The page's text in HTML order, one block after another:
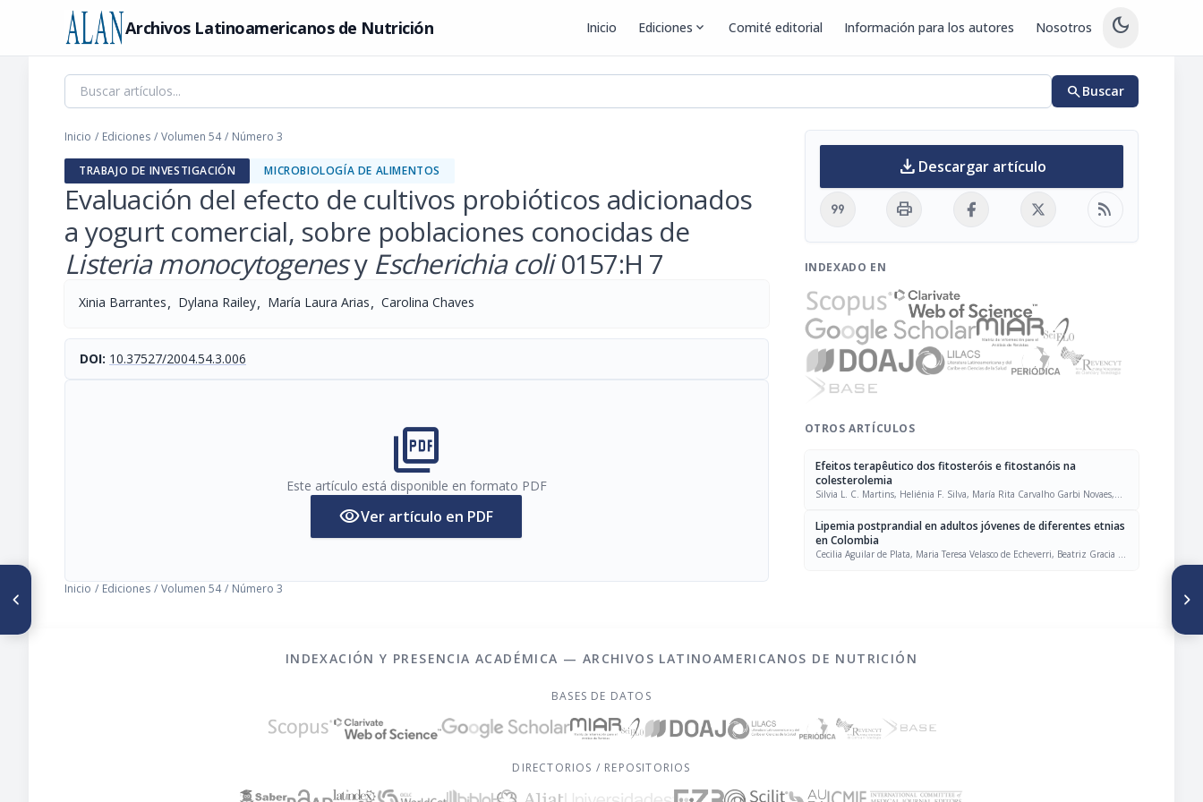
Archivos Latinoamericanos de Nutrición Inicio Ediciones expand_more Comité editorial Información para los autores Nosotros dark_mode
searchBuscar
Inicio / Ediciones / Volumen 54 / Número 3
TRABAJO DE INVESTIGACIÓN MICROBIOLOGÍA DE ALIMENTOS
Evaluación del efecto de cultivos probióticos adicionados
a yogurt comercial, sobre poblaciones conocidas de
Listeria monocytogenesy Escherichia coli0157:H 7
Xinia Barrantes, Dylana Railey, María Laura Arias, Carolina Chaves
DOI: 10.37527/2004.54.3.006
picture_as_pdf
Este artículo está disponible en formato PDF
visibilityVer artículo en PDF
Inicio / Ediciones / Volumen 54 / Número 3
download Descargar artículo
format_quote print rss_feed
INDEXADO EN
OTROS ARTÍCULOS
Efeitos terapêutico dos fitosteróis e fitostanóis na
colesterolemia
Silvia L. C. Martins, Heliénia F. Silva, María Rita Carvalho Garbi Novaes,
Lipemia postprandial en adultos jóvenes de diferentes etnias
en Colombia
Cecilia Aguilar de Plata, Maria Teresa Velasco de Echeverri, Beatriz Gracia de
ARTÍCULO ANTERIOR
INDEXACIÓN Y PRESENCIA ACADÉMICA — ARCHIVOS LATINOAMERICANOS DE NUTRICIÓN
BASES DE DATOS
DIRECTORIOS / REPOSITORIOS